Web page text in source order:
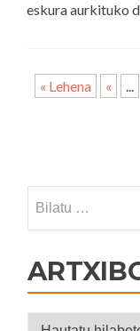
eskura aurkituko
« Lehena « ...
Artxiboak